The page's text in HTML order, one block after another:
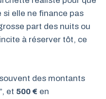
si elle ne finance pas
part des nuits ou
à réserver tôt, ce
des montants
et 500 € en